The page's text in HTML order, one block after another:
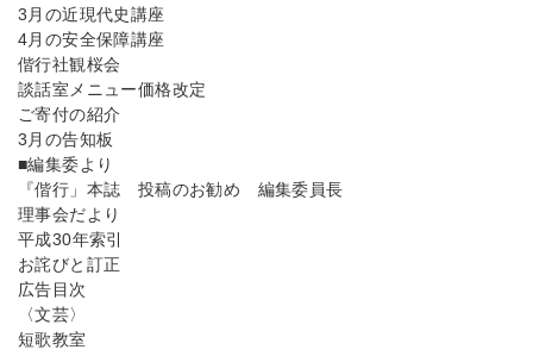
3月の近現代史講座
4月の安全保障講座
偕行社観桜会
談話室メニュー価格改定
ご寄付の紹介
3月の告知板
■編集委より
『偕行」本誌 投稿のお勧め 編集委員長
理事会だより
平成30年索引
お詫びと訂正
広告目次
〈文芸〉
短歌教室